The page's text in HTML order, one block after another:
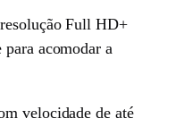
Full HD+
acomodar a
velocidade de até